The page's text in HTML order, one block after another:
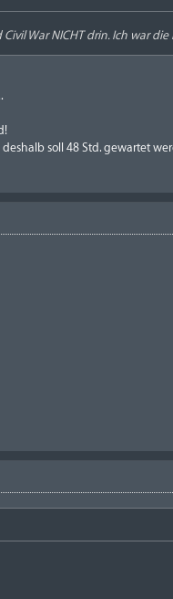
War NICHT drin. Ich war
soll 48 Std. gewartet